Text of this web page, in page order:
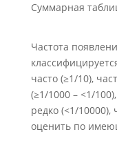
Суммарная
Частота
часто (≥1/10),
(≥1/1000 – <1/
редко (<1/10000),
оценить по